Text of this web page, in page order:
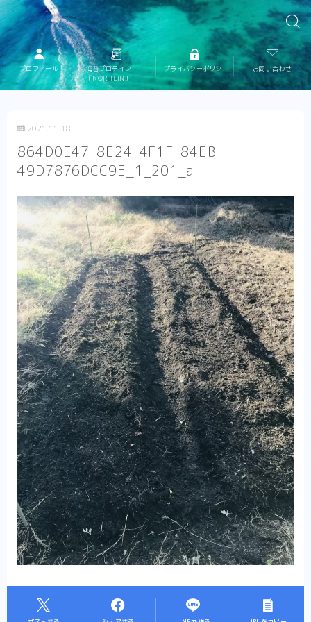
プロフィール
海苔プロテイン
『NORITEIN』
プライバシーポリシ
ー
お問い合わせ
2021.11.18
864D0E47-8E24-4F1F-84EB-
49D7876DCC9E_1_201_a